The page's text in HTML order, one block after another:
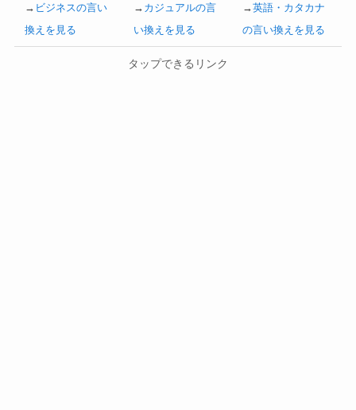
→ ビジネスの言い
換えを見る
→ カジュアルの言
い換えを見る
→英語・カタカナ
の言い換えを見る
タップできるリンク